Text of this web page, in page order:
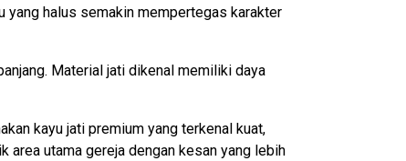
yang halus semakin mempertegas karakter
Material jati dikenal memiliki daya
kayu jati premium yang terkenal kuat,
area utama gereja dengan kesan yang lebih